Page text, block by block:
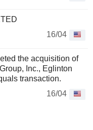
16/04
the acquisition of
Inc., Eglinton
transaction.
16/04